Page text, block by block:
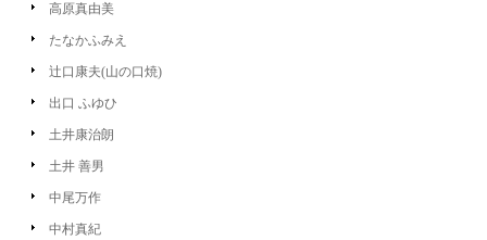
高原真由美
たなかふみえ
辻口康夫(山の口焼)
出口 ふゆひ
土井康治朗
土井 善男
中尾万作
中村真紀